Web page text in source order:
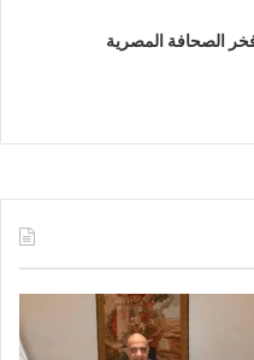
فخر الصحافة المصرية